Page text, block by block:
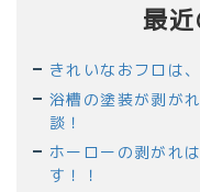
最
きれいなおフロは
浴槽の塗装が剥が
談！
ホーローの剥がれ
す！！